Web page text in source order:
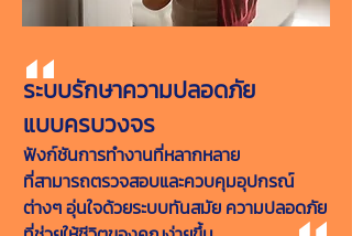
ระบบรักษาความปลอดภัย
แบบครบวงจร
ฟังก์ชันการทำงานที่หลากหลาย
ที่สามารถตรวจสอบและควบคุมอุปกรณ์
ต่างๆ อุ่นใจด้วยระบบทันสมัย ความปลอดภัย